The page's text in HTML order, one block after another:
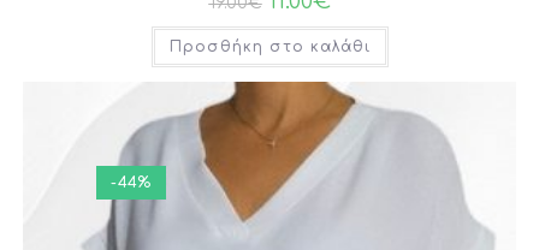
Προσθήκη στο καλάθι
-44%